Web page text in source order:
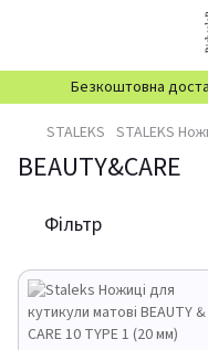
Безкоштовна
STALEKS STALEKS
BEAUTY&CARE
Фільтр